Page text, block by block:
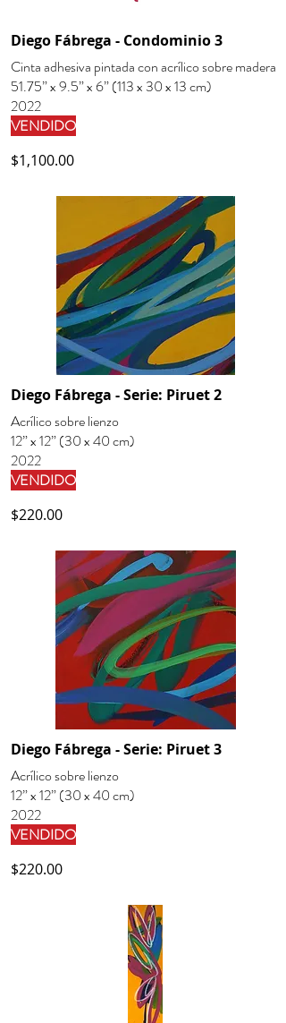
Diego Fábrega - Condominio 3
Cinta adhesiva pintada con acrílico sobre madera
51.75” x 9.5” x 6” (113 x 30 x 13 cm)
2022
VENDIDO
$1,100.00
Diego Fábrega - Serie: Piruet 2
Acrílico sobre lienzo
12” x 12” (30 x 40 cm)
2022
VENDIDO
$220.00
Diego Fábrega - Serie: Piruet 3
Acrílico sobre lienzo
12” x 12” (30 x 40 cm)
2022
VENDIDO
$220.00